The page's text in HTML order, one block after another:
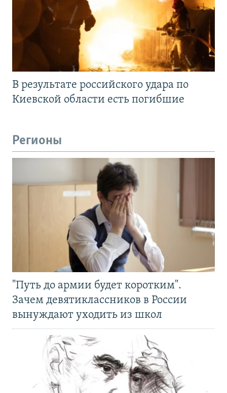
В результате российского удара по
Киевской области есть погибшие
Регионы
"Путь до армии будет коротким".
Зачем девятиклассников в России
вынуждают уходить из школ